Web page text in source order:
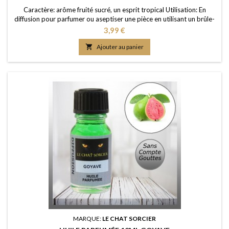
Caractère: arôme fruité sucré, un esprit tropical Utilisation: En
diffusion pour parfumer ou aseptiser une pièce en utilisant un brûle-
parfum ou un diffuseur (diluée dans de l'eau); dans un pot-pourri ou
sur les fleurs séchées; en ajoutant à vos lessives ou votre eau de
ménage Elaboration: Une huile de parfum de première qualité,
portée dans une huile de...
Prix
3,99 €
 Ajouter au panier
MARQUE: LE CHAT SORCIER